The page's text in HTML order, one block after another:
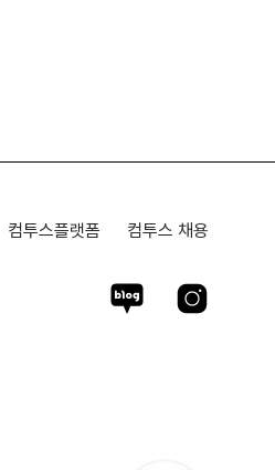
컴투스플랫폼 컴투스 채용